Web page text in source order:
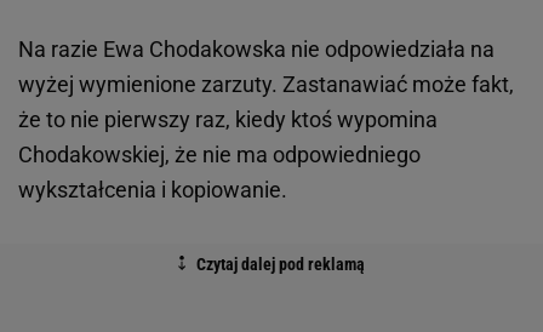
Na razie Ewa Chodakowska nie odpowiedziała na
wyżej wymienione zarzuty. Zastanawiać może fakt,
że to nie pierwszy raz, kiedy ktoś wypomina
Chodakowskiej, że nie ma odpowiedniego
wykształcenia i kopiowanie.